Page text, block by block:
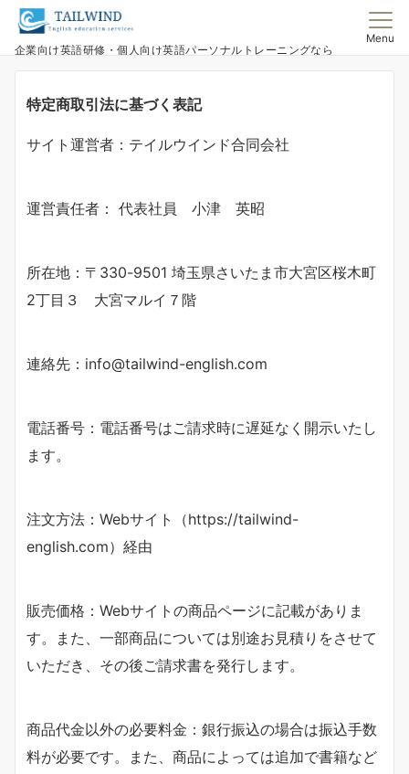
企業向け英語研修・個人向け英語パーソナルトレーニングなら
Menu
特定商取引法に基づく表記
サイト運営者：テイルウインド合同会社
運営責任者： 代表社員 小津 英昭
所在地：〒330-9501 埼玉県さいたま市大宮区桜木町
2丁目３ 大宮マルイ７階
連絡先：info@tailwind-english.com
電話番号：電話番号はご請求時に遅延なく開示いたし
ます。
注文方法：Webサイト（https://tailwind-
english.com）経由
販売価格：Webサイトの商品ページに記載がありま
す。また、一部商品については別途お見積りをさせて
いただき、その後ご請求書を発行します。
商品代金以外の必要料金：銀行振込の場合は振込手数
料が必要です。また、商品によっては追加で書籍など